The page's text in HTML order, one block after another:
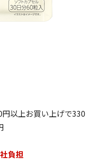
以上お買い上げで330
負担